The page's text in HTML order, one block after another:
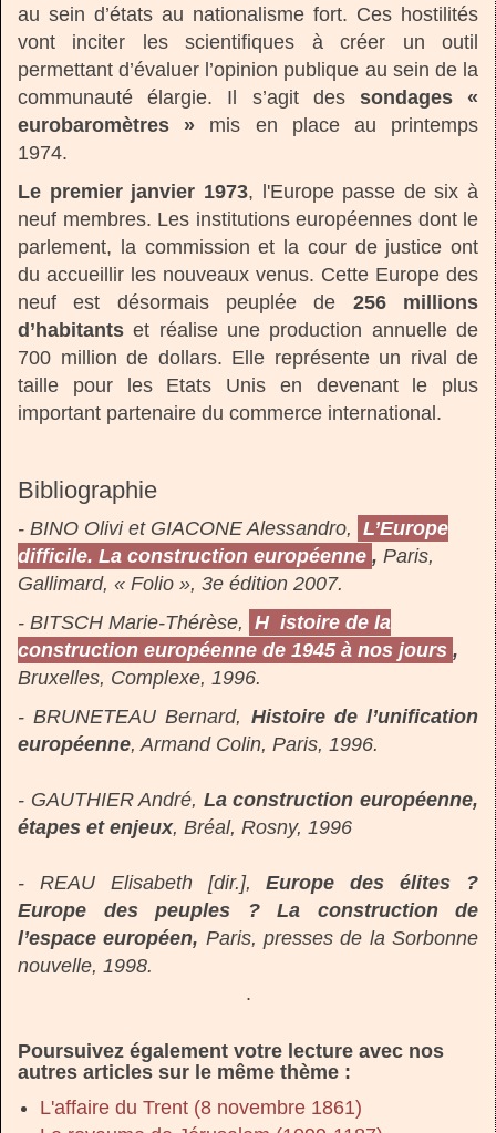
au sein d’états au nationalisme fort. Ces hostilités
vont inciter les scientifiques à créer un outil
permettant d’évaluer l’opinion publique au sein de la
communauté élargie. Il s’agit des sondages «
eurobaromètres » mis en place au printemps
1974.
Le premier janvier 1973, l'Europe passe de six à
neuf membres. Les institutions européennes dont le
parlement, la commission et la cour de justice ont
du accueillir les nouveaux venus. Cette Europe des
neuf est désormais peuplée de 256 millions
d’habitants et réalise une production annuelle de
700 million de dollars. Elle représente un rival de
taille pour les Etats Unis en devenant le plus
important partenaire du commerce international.
Bibliographie
- BINO Olivi et GIACONE Alessandro, L’Europe
difficile. La construction européenne , Paris,
Gallimard, « Folio », 3e édition 2007.
- BITSCH Marie-Thérèse, H istoire de la
construction européenne de 1945 à nos jours ,
Bruxelles, Complexe, 1996.
- BRUNETEAU Bernard, Histoire de l’unification
européenne, Armand Colin, Paris, 1996.
- GAUTHIER André, La construction européenne,
étapes et enjeux, Bréal, Rosny, 1996
- REAU Elisabeth [dir.],Europe des élites ?
Europe des peuples ? La construction de
l’espace européen, Paris, presses de la Sorbonne
nouvelle, 1998.
.
Poursuivez également votre lecture avec nos
autres articles sur le même thème :
L'affaire du Trent (8 novembre 1861)